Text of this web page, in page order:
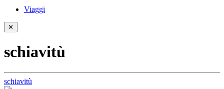
Viaggi
✕
schiavitù
schiavitù